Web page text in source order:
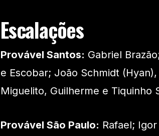
Escalações
Provável Santos: Gabriel
e Escobar; João Schmidt
Miguelito, Guilherme e Tiquinho
Provável São Paulo: Rafael;